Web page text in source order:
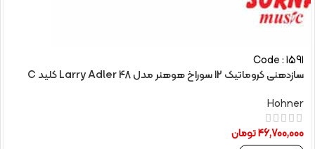
Code : 1591
سازدهنی کروماتیک 12 سوراخ هوهنر مدل Larry Adler 48 کلید C
Hohner
46,700,000تومان